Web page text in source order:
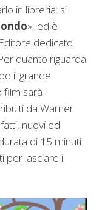
in libreria: si
», ed è
dedicato
quanto riguarda
il grande
film sarà
da Warner
nuovi ed
di 15 minuti
per lasciare i